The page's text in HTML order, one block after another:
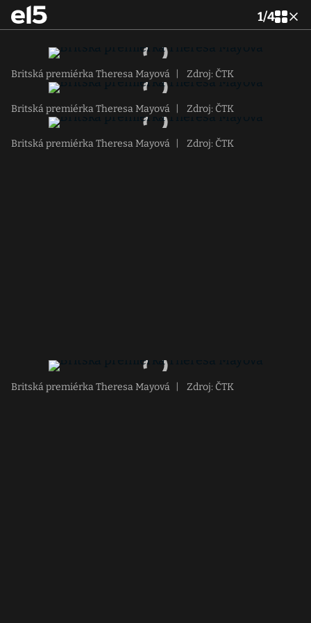
1/4
Britská premiérka Theresa Mayová Zdroj: ČTK
Britská premiérka Theresa Mayová Zdroj: ČTK
Britská premiérka Theresa Mayová Zdroj: ČTK
Britská premiérka Theresa Mayová Zdroj: ČTK